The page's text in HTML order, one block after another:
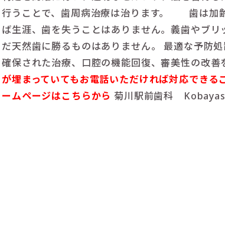
行うことで、歯周病治療は治ります。 歯は加
ば生涯、歯を失うことはありません。義歯やブ
だ天然歯に勝るものはありません。 最適な予防
確保された治療、口腔の機能回復、審美性の改
が埋まっていてもお電話いただければ対応できる
ームページはこちらから 菊川駅前歯科